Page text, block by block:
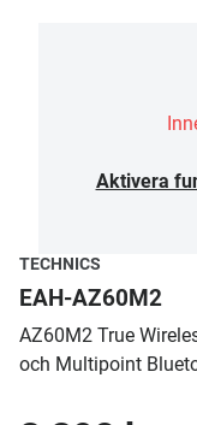
Aktivera
TECHNICS
EAH-AZ60M2
AZ60M2 True
och Multipoint